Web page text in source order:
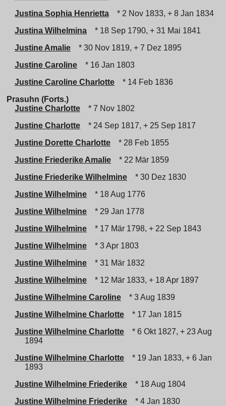
Justina Sophia Henrietta
* 2 Nov 1833, + 8 Jan 1834
Justina Wilhelmina
* 18 Sep 1790, + 31 Mai 1841
Justine Amalie
* 30 Nov 1819, + 7 Dez 1895
Justine Caroline
* 16 Jan 1803
Justine Caroline Charlotte
* 14 Feb 1836
Prasuhn (Forts.)
Justine Charlotte
* 7 Nov 1802
Justine Charlotte
* 24 Sep 1817, + 25 Sep 1817
Justine Dorette Charlotte
* 28 Feb 1855
Justine Friederike Amalie
* 22 Mär 1859
Justine Friederike Wilhelmine
* 30 Dez 1830
Justine Wilhelmine
* 18 Aug 1776
Justine Wilhelmine
* 29 Jan 1778
Justine Wilhelmine
* 17 Mär 1798, + 22 Sep 1843
Justine Wilhelmine
* 3 Apr 1803
Justine Wilhelmine
* 31 Mär 1832
Justine Wilhelmine
* 12 Mär 1833, + 18 Apr 1897
Justine Wilhelmine Caroline
* 3 Aug 1839
Justine Wilhelmine Charlotte
* 17 Jan 1815
Justine Wilhelmine Charlotte
* 6 Okt 1827, + 23 Aug
1894
Justine Wilhelmine Charlotte
* 19 Jan 1833, + 6 Jan
1893
Justine Wilhelmine Friederike
* 18 Aug 1804
Justine Wilhelmine Friederike
* 4 Jan 1830